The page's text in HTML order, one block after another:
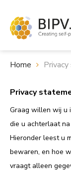
Home
Privacy
Graag willen wij u
die u achterlaat
Hieronder leest u
bewaren, en hoe
vraagt alleen